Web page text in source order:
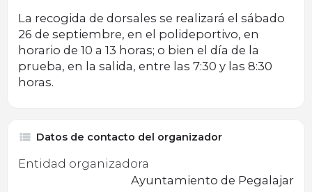
La recogida de dorsales se realizará el sábado
26 de septiembre, en el polideportivo, en
horario de 10 a 13 horas; o bien el día de la
prueba, en la salida, entre las 7:30 y las 8:30
horas.
Datos de contacto del organizador
Entidad organizadora
Ayuntamiento de Pegalajar